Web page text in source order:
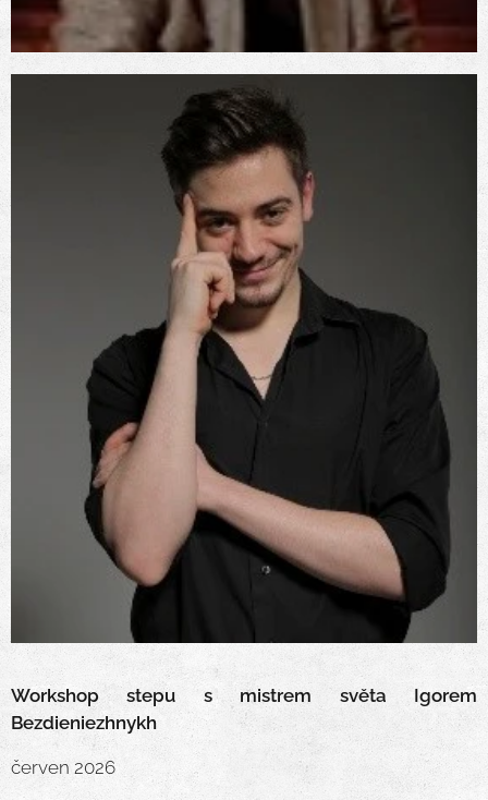
Workshop stepu s mistrem světa Igorem
Bezdieniezhnykh
červen 2026